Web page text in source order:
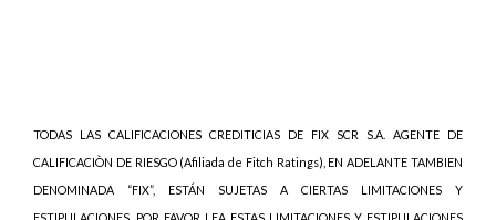
TODAS LAS CALIFICACIONES CREDITICIAS DE FIX SCR S.A. AGENTE DE
CALIFICACIÒN DE RIESGO (Afiliada de Fitch Ratings), EN ADELANTE TAMBIEN
DENOMINADA “FIX”, ESTÁN SUJETAS A CIERTAS LIMITACIONES Y